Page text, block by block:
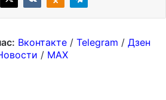
Вконтакте / Telegram / Дзен
/ MAX